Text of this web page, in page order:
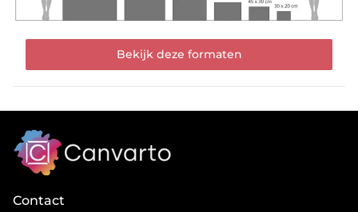
Bekijk deze formaten
Contact